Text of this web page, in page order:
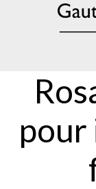
pour